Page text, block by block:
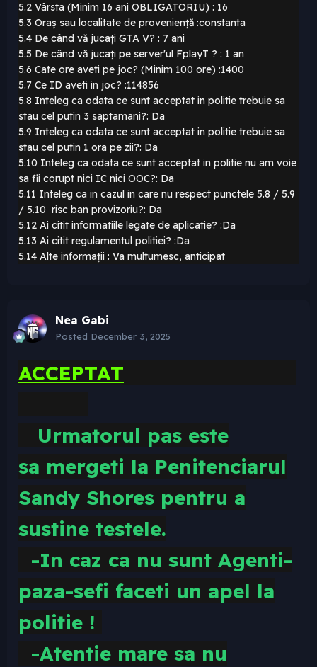
5.2 Vârsta (Minim 16 ani OBLIGATORIU) : 16
5.3 Oraș sau localitate de proveniență :constanta
5.4 De când vă jucați GTA V? : 7 ani
5.5 De când vă jucați pe server'ul FplayT ? : 1 an
5.6 Cate ore aveti pe joc? (Minim 100 ore) :1400
5.7 Ce ID aveti in joc? :114856
5.8 Inteleg ca odata ce sunt acceptat in politie trebuie sa
stau cel putin 3 saptamani?: Da
5.9 Inteleg ca odata ce sunt acceptat in politie trebuie sa
stau cel putin 1 ora pe zii?: Da
5.10 Inteleg ca odata ce sunt acceptat in politie nu am voie
sa fii corupt nici IC nici OOC?: Da
5.11 Inteleg ca in cazul in care nu respect punctele 5.8 / 5.9
/ 5.10 risc ban provizoriu?: Da
5.12 Ai citit informatiile legate de aplicatie? :Da
5.13 Ai citit regulamentul politiei? :Da
5.14 Alte informații : Va multumesc, anticipat
Nea Gabi
Posted December 3, 2025
ACCEPTAT
Urmatorul pas este
sa mergeti la Penitenciarul
Sandy Shores pentru a
sustine testele.
-In caz ca nu sunt Agenti-
paza-sefi faceti un apel la
politie !
-Atentie mare sa nu